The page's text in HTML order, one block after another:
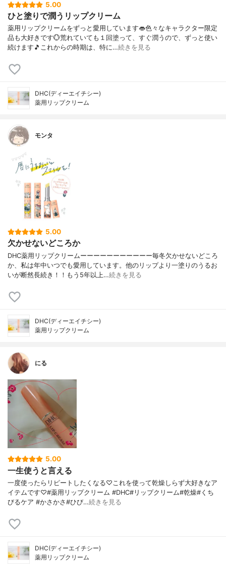
5.00
ひと塗りで潤うリップクリーム
薬用リップクリームをずっと愛用しています👄色々なキャラクター限定
品も大好きです💮荒れていても１回塗って、すぐ潤うので、ずっと使い
続けます🎵これからの時期は、特に…続きを見る
DHC(ディーエイチシー)
薬用リップクリーム
モンタ
5.00
欠かせないどころか
DHC薬用リップクリームーーーーーーーーーーー毎冬欠かせないどころ
か、私は年中いつでも愛用しています。他のリップより一塗りのうるお
いが断然長続き！！もう5年以上…続きを見る
DHC(ディーエイチシー)
薬用リップクリーム
にる
5.00
一生使うと言える
一度使ったらリピートしたくなる♡これを使って乾燥しらず大好きなア
イテムです♡#薬用リップクリーム #DHC#リップクリーム#乾燥#くち
びるケア #かさかさ#ひび…続きを見る
DHC(ディーエイチシー)
薬用リップクリーム